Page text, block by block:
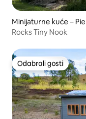
Minijaturne kuće –
Rocks Tiny Nook
Odabrali gosti
Odabrali gosti